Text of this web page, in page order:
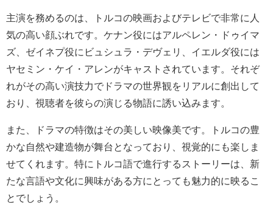
主演を務めるのは、トルコの映画およびテレビで非常に人
気の高い顔ぶれです。ケナン役にはアルペレン・ドゥイマ
ズ、ゼイネプ役にビュシュラ・デヴェリ、イエルダ役には
ヤセミン・ケイ・アレンがキャストされています。それぞ
れがその高い演技力でドラマの世界観をリアルに創出して
おり、視聴者を彼らの演じる物語に誘い込みます。
また、ドラマの特徴はその美しい映像美です。トルコの豊
かな自然や建造物が舞台となっており、視覚的にも楽しま
せてくれます。特にトルコ語で進行するストーリーは、新
たな言語や文化に興味がある方にとっても魅力的に映るこ
とでしょう。